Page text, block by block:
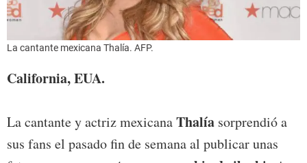
La cantante mexicana Thalía. AFP.
California, EUA.
La cantante y actriz mexicanaThalía sorprendió a
sus fans el pasado fin de semana al publicar unas